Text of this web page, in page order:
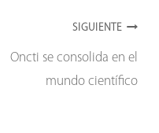
SIGUIENTE
Oncti se consolida en el
mundo científico